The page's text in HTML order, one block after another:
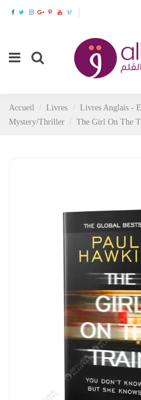
Accueil Livres Livres Anglais -
Mystery/Thriller
The Girl On The